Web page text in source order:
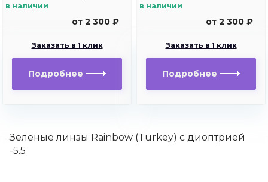
в наличии
от 2 300 ₽
Заказать в 1 клик
Подробнее
в наличии
от 2 300 ₽
Заказать в 1 клик
Подробнее
Зеленые линзы Rainbow (Turkey) с диоптрией
-5.5